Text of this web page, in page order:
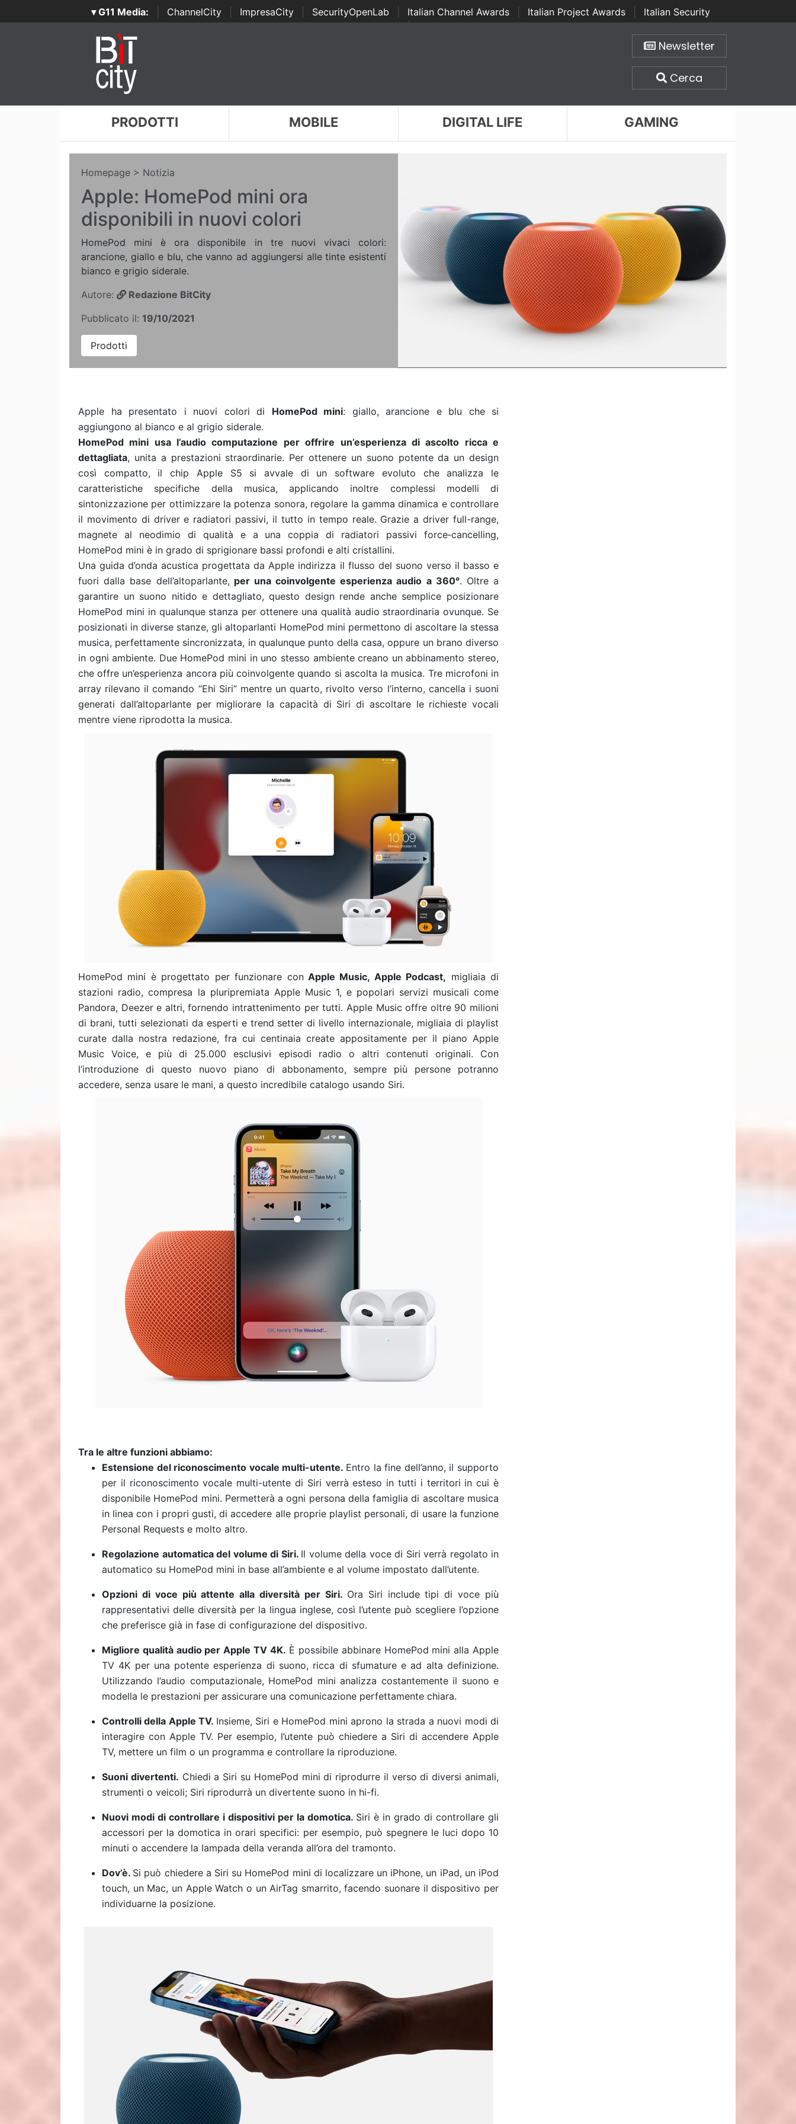
▾ G11 Media: ChannelCity ImpresaCity SecurityOpenLab Italian Channel Awards Italian Project Awards
Italian Security
Awards | ...
Newsletter
Cerca
PRODOTTI MOBILE DIGITAL LIFE GAMING
Homepage > Notizia
Apple: HomePod mini ora
disponibili in nuovi colori
HomePod mini è ora disponibile in tre nuovi vivaci colori:
arancione, giallo e blu, che vanno ad aggiungersi alle tinte esistenti
bianco e grigio siderale.
Autore:
Redazione BitCity
Pubblicato il: 19/10/2021
Prodotti
Apple ha presentato i nuovi colori di HomePod mini: giallo, arancione e blu che si
aggiungono al bianco e al grigio siderale.
HomePod mini usa l’audio computazione per offrire un’esperienza di ascolto ricca e
dettagliata, unita a prestazioni straordinarie. Per ottenere un suono potente da un design
così compatto, il chip Apple S5 si avvale di un software evoluto che analizza le
caratteristiche specifiche della musica, applicando inoltre complessi modelli di
sintonizzazione per ottimizzare la potenza sonora, regolare la gamma dinamica e controllare
il movimento di driver e radiatori passivi, il tutto in tempo reale. Grazie a driver full-range,
magnete al neodimio di qualità e a una coppia di radiatori passivi force‑cancelling,
HomePod mini è in grado di sprigionare bassi profondi e alti cristallini.
Una guida d’onda acustica progettata da Apple indirizza il flusso del suono verso il basso e
fuori dalla base dell’altoparlante, per una coinvolgente esperienza audio a 360°. Oltre a
garantire un suono nitido e dettagliato, questo design rende anche semplice posizionare
HomePod mini in qualunque stanza per ottenere una qualità audio straordinaria ovunque. Se
posizionati in diverse stanze, gli altoparlanti HomePod mini permettono di ascoltare la stessa
musica, perfettamente sincronizzata, in qualunque punto della casa, oppure un brano diverso
in ogni ambiente. Due HomePod mini in uno stesso ambiente creano un abbinamento stereo,
che offre un’esperienza ancora più coinvolgente quando si ascolta la musica. Tre microfoni in
array rilevano il comando “Ehi Siri” mentre un quarto, rivolto verso l’interno, cancella i suoni
generati dall’altoparlante per migliorare la capacità di Siri di ascoltare le richieste vocali
mentre viene riprodotta la musica.
HomePod mini è progettato per funzionare conApple Music, Apple Podcast, migliaia di
stazioni radio, compresa la pluripremiata Apple Music 1, e popolari servizi musicali come
Pandora, Deezer e altri, fornendo intrattenimento per tutti. Apple Music offre oltre 90 milioni
di brani, tutti selezionati da esperti e trend setter di livello internazionale, migliaia di playlist
curate dalla nostra redazione, fra cui centinaia create appositamente per il piano Apple
Music Voice, e più di 25.000 esclusivi episodi radio o altri contenuti originali. Con
l’introduzione di questo nuovo piano di abbonamento, sempre più persone potranno
accedere, senza usare le mani, a questo incredibile catalogo usando Siri.
Tra le altre funzioni abbiamo:
Estensione del riconoscimento vocale multi-utente. Entro la fine dell’anno, il supporto
per il riconoscimento vocale multi-utente di Siri verrà esteso in tutti i territori in cui è
disponibile HomePod mini. Permetterà a ogni persona della famiglia di ascoltare musica
in linea con i propri gusti, di accedere alle proprie playlist personali, di usare la funzione
Personal Requests e molto altro.
Regolazione automatica del volume di Siri. Il volume della voce di Siri verrà regolato in
automatico su HomePod mini in base all’ambiente e al volume impostato dall’utente.
Opzioni di voce più attente alla diversità per Siri. Ora Siri include tipi di voce più
rappresentativi delle diversità per la lingua inglese, così l’utente può scegliere l’opzione
che preferisce già in fase di configurazione del dispositivo.
Migliore qualità audio per Apple TV 4K. È possibile abbinare HomePod mini alla Apple
TV 4K per una potente esperienza di suono, ricca di sfumature e ad alta definizione.
Utilizzando l’audio computazionale, HomePod mini analizza costantemente il suono e
modella le prestazioni per assicurare una comunicazione perfettamente chiara.
Controlli della Apple TV. Insieme, Siri e HomePod mini aprono la strada a nuovi modi di
interagire con Apple TV. Per esempio, l’utente può chiedere a Siri di accendere Apple
TV, mettere un film o un programma e controllare la riproduzione.
Suoni divertenti. Chiedi a Siri su HomePod mini di riprodurre il verso di diversi animali,
strumenti o veicoli; Siri riprodurrà un divertente suono in hi-fi.
Nuovi modi di controllare i dispositivi per la domotica. Siri è in grado di controllare gli
accessori per la domotica in orari specifici: per esempio, può spegnere le luci dopo 10
minuti o accendere la lampada della veranda all’ora del tramonto.
Dov’è. Si può chiedere a Siri su HomePod mini di localizzare un iPhone, un iPad, un iPod
touch, un Mac, un Apple Watch o un AirTag smarrito, facendo suonare il dispositivo per
individuarne la posizione.